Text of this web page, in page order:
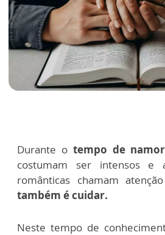
Durante o tempo de
costumam ser intensos e
românticas chamam
também é cuidar.
Neste tempo de